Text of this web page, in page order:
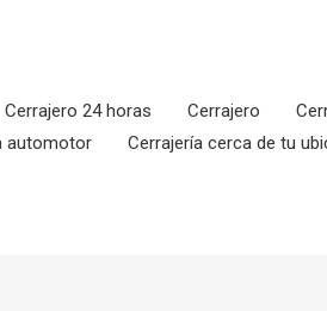
Cerrajero 24 horas Cerrajero
automotor
Cerrajería cerca de tu